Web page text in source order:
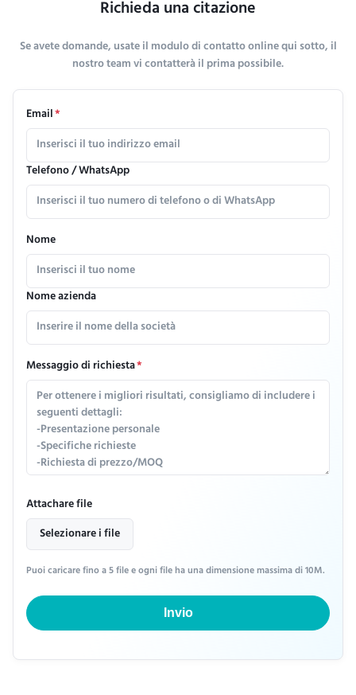
Richieda una citazione
Se avete domande, usate il modulo di contatto online qui sotto, il
nostro team vi contatterà il prima possibile.
Email*
Telefono / WhatsApp
Nome
Nome azienda
Messaggio di richiesta*
Attachare file
Selezionare i file
Puoi caricare fino a 5 file e ogni file ha una dimensione massima di 10M.
Invio